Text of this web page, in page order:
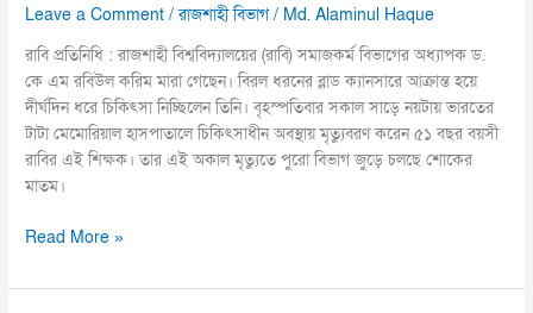
Leave a Comment /রাজশাহী বিভাগ/ Md. Alaminul Haque
রাবি প্রতিনিধি : রাজশাহী বিশ্ববিদ্যালয়ের (রাবি) সমাজকর্ম বিভাগের অধ্যাপক ড.
কে এম রবিউল করিম মারা গেছেন। বিরল ধরনের ব্লাড ক্যানসারে আক্রান্ত হয়ে
দীর্ঘদিন ধরে চিকিৎসা নিচ্ছিলেন তিনি। বৃহস্পতিবার সকাল সাড়ে নয়টায় ভারতের
টাটা মেমোরিয়াল হাসপাতালে চিকিৎসাধীন অবস্থায় মৃত্যুবরণ করেন ৫১ বছর বয়সী
রাবির এই শিক্ষক। তার এই অকাল মৃত্যুতে পুরো বিভাগ জুড়ে চলছে শোকের
মাতম।
Read More »